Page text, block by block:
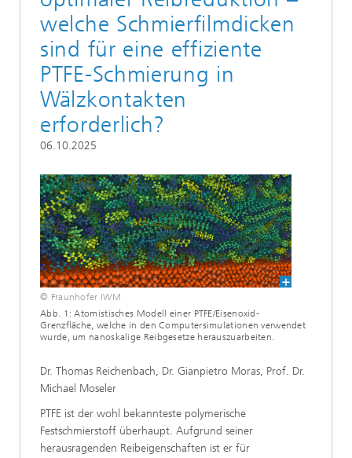
welche Schmierfilmdicken
sind für eine effiziente
PTFE-Schmierung in
Wälzkontakten
erforderlich?
06.10.2025
© Fraunhofer IWM
Abb. 1: Atomistisches Modell einer PTFE/Eisenoxid-
Grenzfläche, welche in den Computersimulationen verwendet
wurde, um nanoskalige Reibgesetze herauszuarbeiten.
Dr. Thomas Reichenbach, Dr. Gianpietro Moras, Prof. Dr.
Michael Moseler
PTFE ist der wohl bekannteste polymerische
Festschmierstoff überhaupt. Aufgrund seiner
herausragenden Reibeigenschaften ist er für